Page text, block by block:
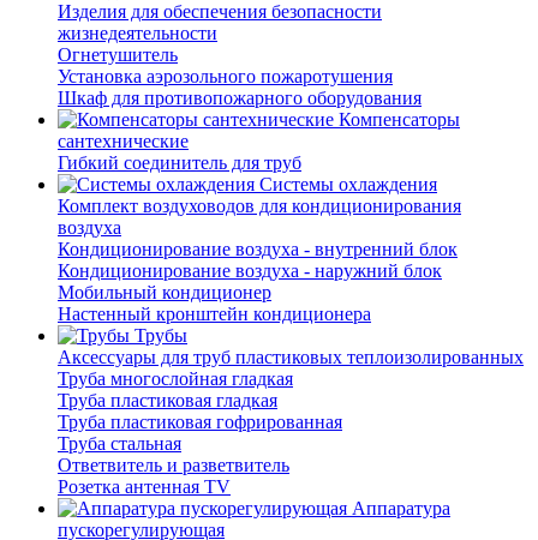
Изделия для обеспечения безопасности
жизнедеятельности
Огнетушитель
Установка аэрозольного пожаротушения
Шкаф для противопожарного оборудования
Компенсаторы
сантехнические
Гибкий соединитель для труб
Системы охлаждения
Комплект воздуховодов для кондиционирования
воздуха
Кондиционирование воздуха - внутренний блок
Кондиционирование воздуха - наружний блок
Мобильный кондиционер
Настенный кронштейн кондиционера
Трубы
Аксессуары для труб пластиковых теплоизолированных
Труба многослойная гладкая
Труба пластиковая гладкая
Труба пластиковая гофрированная
Труба стальная
Ответвитель и разветвитель
Розетка антенная TV
Аппаратура
пускорегулирующая